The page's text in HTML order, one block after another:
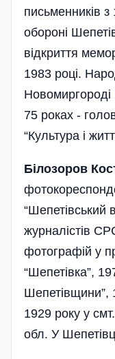
письменників
обороні
відкриття
1983 році.
Новомиргороді
75 роках -
“Культура і
Білозоров
“Шепетівський
журналістів
фотографій у
“Шепетівка”,
Шепетівщини”,
1929 року у
обл. У